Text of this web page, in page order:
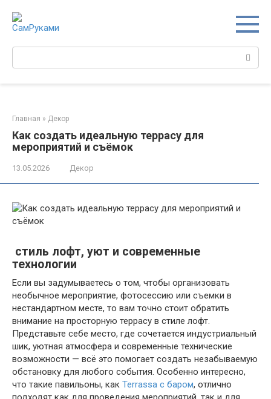
контенту
Главная » Декор
Как создать идеальную террасу для
мероприятий и съёмок
13.05.2026 Декор
стиль лофт, уют и современные
технологии
Если вы задумываетесь о том, чтобы организовать
необычное мероприятие, фотосессию или съемки в
нестандартном месте, то вам точно стоит обратить
внимание на просторную террасу в стиле лофт.
Представьте себе место, где сочетается индустриальный
шик, уютная атмосфера и современные технические
возможности — всё это помогает создать незабываемую
обстановку для любого события. Особенно интересно,
что такие павильоны, как Terrassa с баром, отлично